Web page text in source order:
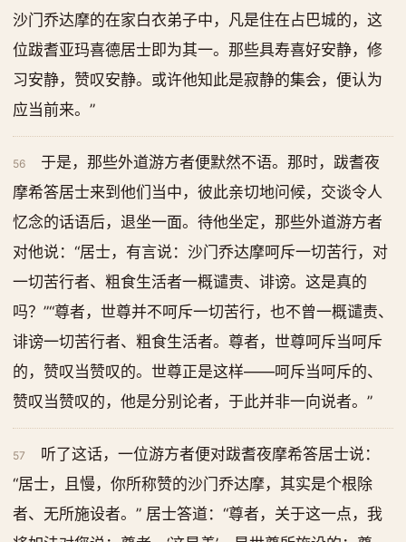
沙门乔达摩的在家白衣弟子中，凡是住在占巴城的，这
位跋耆亚玛喜德居士即为其一。那些具寿喜好安静，修
习安静，赞叹安静。或许他知此是寂静的集会，便认为
应当前来。”
56
于是，那些外道游方者便默然不语。那时，跋耆夜
摩希答居士来到他们当中，彼此亲切地问候，交谈令人
忆念的话语后，退坐一面。待他坐定，那些外道游方者
对他说：“居士，有言说：沙门乔达摩呵斥一切苦行，对
一切苦行者、粗食生活者一概谴责、诽谤。这是真的
吗？”“尊者，世尊并不呵斥一切苦行，也不曾一概谴责、
诽谤一切苦行者、粗食生活者。尊者，世尊呵斥当呵斥
的，赞叹当赞叹的。世尊正是这样——呵斥当呵斥的、
赞叹当赞叹的，他是分别论者，于此并非一向说者。”
57
听了这话，一位游方者便对跋耆夜摩希答居士说：
“居士，且慢，你所称赞的沙门乔达摩，其实是个根除
者、无所施设者。” 居士答道：“尊者，关于这一点，我